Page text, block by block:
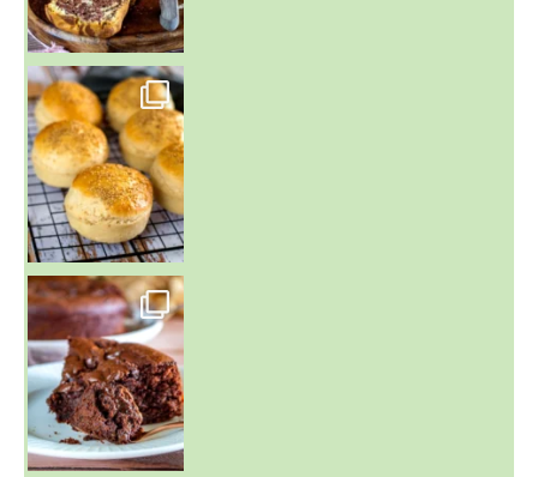
~ BUNS MAISON ~
Un peu de boulange par ici au
~ GÂTEAU FONDANT CHOCO NOISETTE ~
C'est lundi